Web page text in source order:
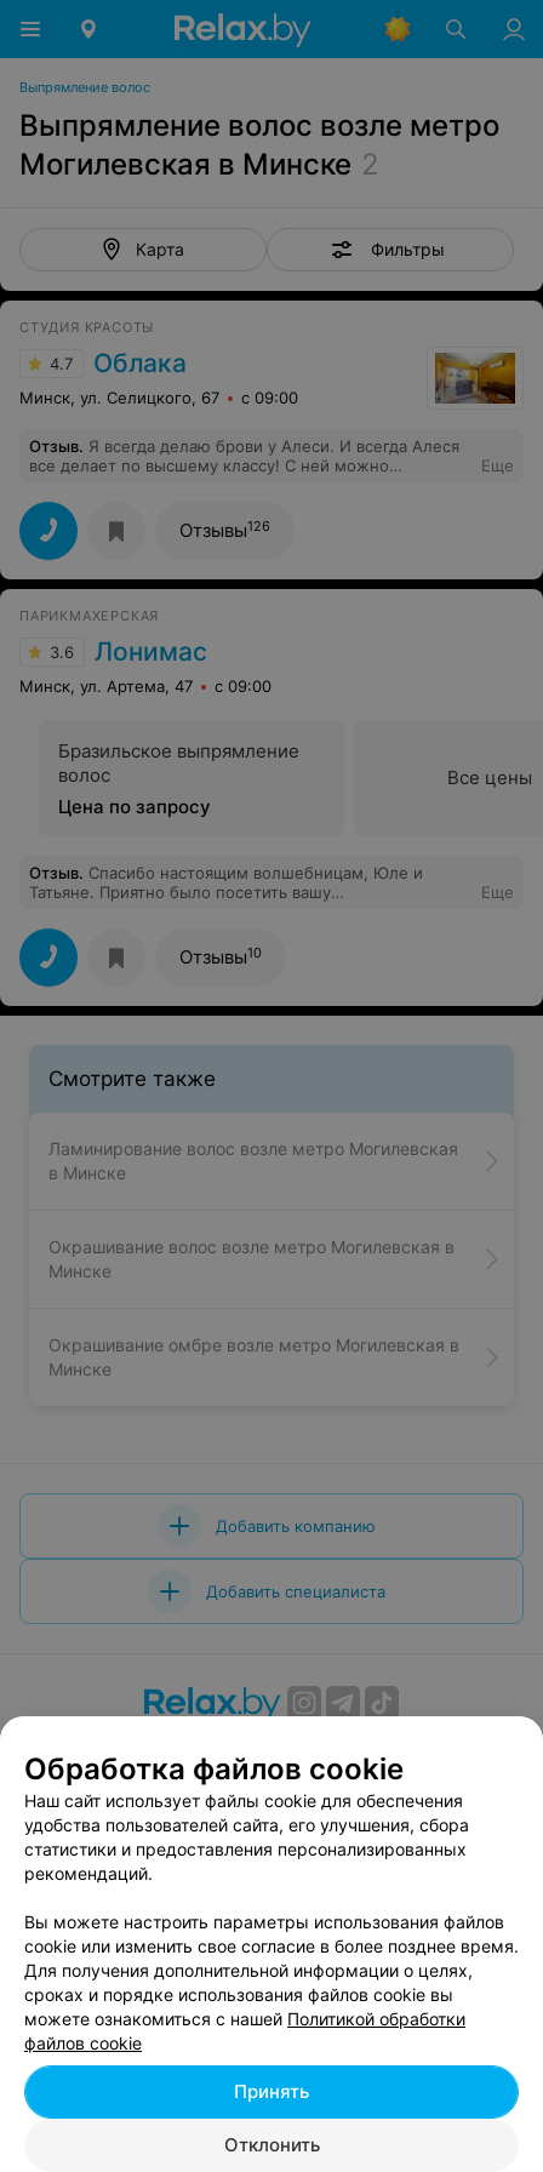
Выпрямление волос
Выпрямление волос возле метро
Могилевская в Минске 2
Карта Фильтры
СТУДИЯ КРАСОТЫ
4.7 Облака
Минск, ул. Селицкого, 67 с 09:00
Отзыв. Я всегда делаю брови у Алеси. И всегда Алеся
все делает по высшему классу! С ней можно
благодарна! Успехов!
Еще
Отзывы126
ПАРИКМАХЕРСКАЯ
3.6 Лонимас
Минск, ул. Артема, 47 с 09:00
Бразильское выпрямление
волос
Цена по запросу
Все цены
Отзыв. Спасибо настоящим волшебницам, Юле и
Татьяне. Приятно было посетить вашу
высоком уровне.
Еще
Отзывы10
Смотрите также
Ламинирование волос возле метро Могилевская
в Минске
Окрашивание волос возле метро Могилевская в
Минске
Окрашивание омбре возле метро Могилевская в
Минске
Добавить компанию
Добавить специалиста
Вакансии
Публичный договор
Способы оплаты
Публичный договор по использованию сервиса
«Афиша»
Пользовательское соглашение
Связаться по вопросам сотрудничества
Написать руководителю relax.by
Персональные настройки cookie
Обработка персональных данных
| 220012, Республика Беларусь, г. Минск,
Обработка файлов cookie
Наш сайт использует файлы cookie для обеспечения
удобства пользователей сайта, его улучшения, сбора
статистики и предоставления персонализированных
рекомендаций.
Вы можете настроить параметры использования файлов
cookie или изменить свое согласие в более позднее время.
Для получения дополнительной информации о целях,
сроках и порядке использования файлов cookie вы
можете ознакомиться с нашей Политикой обработки
файлов cookie
Отклонить
Принять